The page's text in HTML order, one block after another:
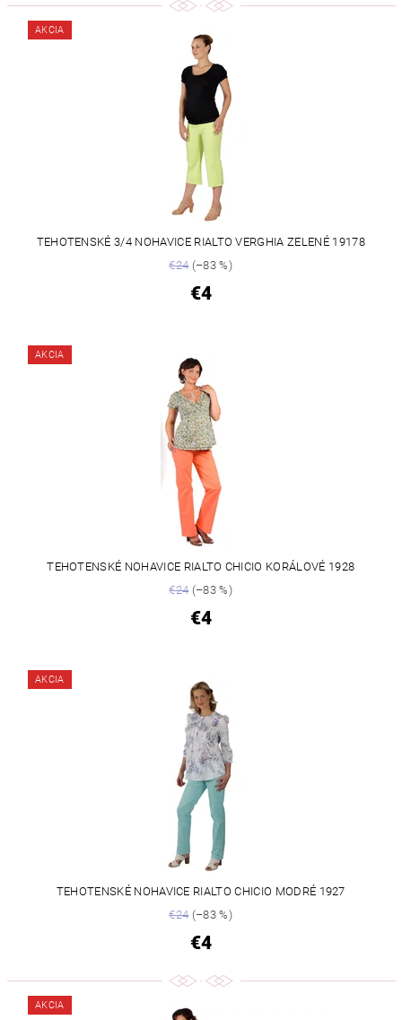
AKCIA
TEHOTENSKÉ 3/4 NOHAVICE RIALTO VERGHIA ZELENÉ 19178
€24(–83 %)
€4
AKCIA
TEHOTENSKÉ NOHAVICE RIALTO CHICIO KORÁLOVÉ 1928
€24(–83 %)
€4
AKCIA
TEHOTENSKÉ NOHAVICE RIALTO CHICIO MODRÉ 1927
€24(–83 %)
€4
AKCIA